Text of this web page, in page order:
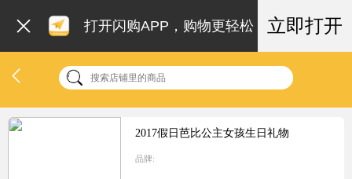
打开闪购APP，购物更轻松 立即打开
2017假日芭比公主女孩生日礼物
品牌: